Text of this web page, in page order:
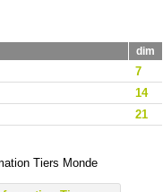
dim
7
14
21
Tiers Monde